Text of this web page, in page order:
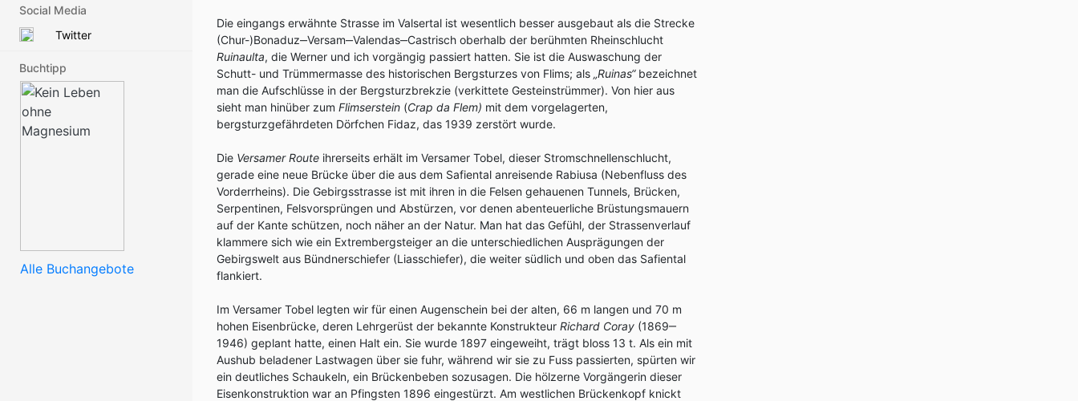
Social Media
Twitter
Buchtipp
Alle Buchangebote
Die eingangs erwähnte Strasse im Valsertal ist wesentlich besser ausgebaut als die Strecke
(Chur-)Bonaduz‒Versam‒Valendas‒Castrisch oberhalb der berühmten Rheinschlucht
Ruinaulta, die Werner und ich vorgängig passiert hatten. Sie ist die Auswaschung der
Schutt- und Trümmermasse des historischen Bergsturzes von Flims; als „Ruinas“bezeichnet
man die Aufschlüsse in der Bergsturzbrekzie (verkittete Gesteinstrümmer). Von hier aus
sieht man hinüber zum Flimserstein (Crap da Flem) mit dem vorgelagerten,
bergsturzgefährdeten Dörfchen Fidaz, das 1939 zerstört wurde.
Die Versamer Route ihrerseits erhält im Versamer Tobel, dieser Stromschnellenschlucht,
gerade eine neue Brücke über die aus dem Safiental anreisende Rabiusa (Nebenfluss des
Vorderrheins). Die Gebirgsstrasse ist mit ihren in die Felsen gehauenen Tunnels, Brücken,
Serpentinen, Felsvorsprüngen und Abstürzen, vor denen abenteuerliche Brüstungsmauern
auf der Kante schützen, noch näher an der Natur. Man hat das Gefühl, der Strassenverlauf
klammere sich wie ein Extrembergsteiger an die unterschiedlichen Ausprägungen der
Gebirgswelt aus Bündnerschiefer (Liasschiefer), die weiter südlich und oben das Safiental
flankiert.
Im Versamer Tobel legten wir für einen Augenschein bei der alten, 66 m langen und 70 m
hohen Eisenbrücke, deren Lehrgerüst der bekannte Konstrukteur Richard Coray (1869‒
1946) geplant hatte, einen Halt ein. Sie wurde 1897 eingeweiht, trägt bloss 13 t. Als ein mit
Aushub beladener Lastwagen über sie fuhr, während wir sie zu Fuss passierten, spürten wir
ein deutliches Schaukeln, ein Brückenbeben sozusagen. Die hölzerne Vorgängerin dieser
Eisenkonstruktion war an Pfingsten 1896 eingestürzt. Am westlichen Brückenkopf knickt